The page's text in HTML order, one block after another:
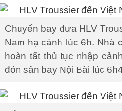
Chuyến bay đưa HLV
Nam hạ cánh lúc 6h. Nhà
hoàn tất thủ tục nhập
đón sân bay Nội Bài lúc